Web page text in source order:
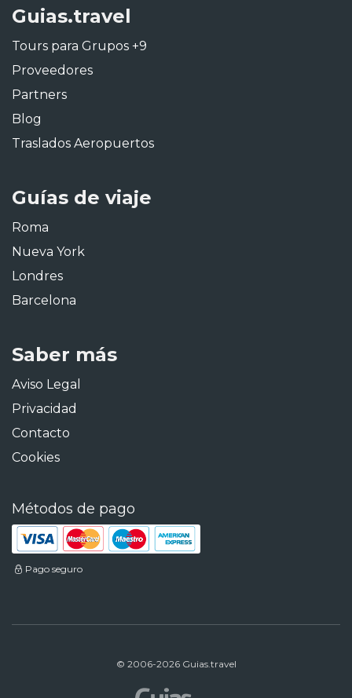
Guias.travel
Tours para Grupos +9
Proveedores
Partners
Blog
Traslados Aeropuertos
Guías de viaje
Roma
Nueva York
Londres
Barcelona
Saber más
Aviso Legal
Privacidad
Contacto
Cookies
Métodos de pago
Pago seguro
© 2006-2026 Guias.travel